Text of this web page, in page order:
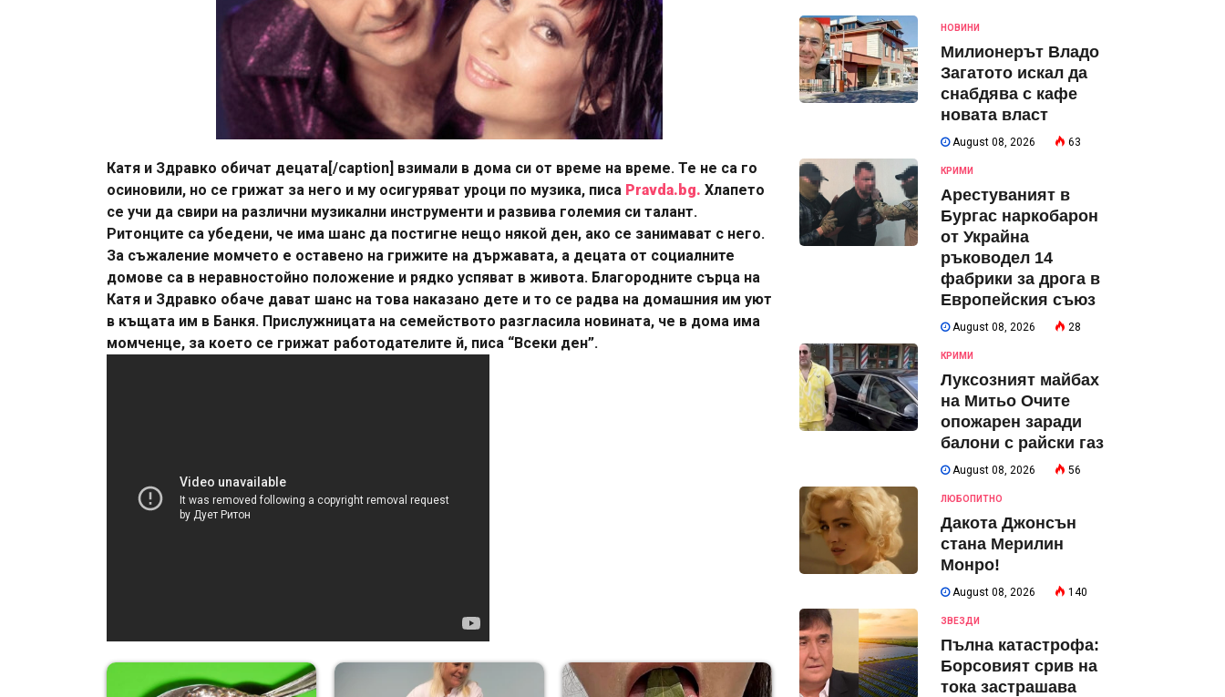
Катя и Здравко обичат децата[/caption] взимали в дома си от време на време. Те не са го
осиновили, но се грижат за него и му осигуряват уроци по музика, писа Pravda.bg. Хлапето
се учи да свири на различни музикални инструменти и развива големия си талант.
Ритонците са убедени, че има шанс да постигне нещо някой ден, ако се занимават с него.
За съжаление момчето е оставено на грижите на държавата, а децата от социалните
домове са в неравностойно положение и рядко успяват в живота. Благородните сърца на
Катя и Здравко обаче дават шанс на това наказано дете и то се радва на домашния им уют
в къщата им в Банкя. Прислужницата на семейството разгласила новината, че в дома има
момченце, за което се грижат работодателите й, писа “Всеки ден”.
НОВИНИ
Милионерът Владо
Загатото искал да
снабдява с кафе
новата власт
August 08, 2026 63
КРИМИ
Арестуваният в
Бургас наркобарон
от Украйна
ръководел 14
фабрики за дрога в
Европейския съюз
August 08, 2026 28
КРИМИ
Луксозният майбах
на Митьо Очите
опожарен заради
балони с райски газ
August 08, 2026 56
ЛЮБОПИТНО
Дакота Джонсън
стана Мерилин
Монро!
August 08, 2026 140
ЗВЕЗДИ
Пълна катастрофа:
Борсовият срив на
тока застрашава